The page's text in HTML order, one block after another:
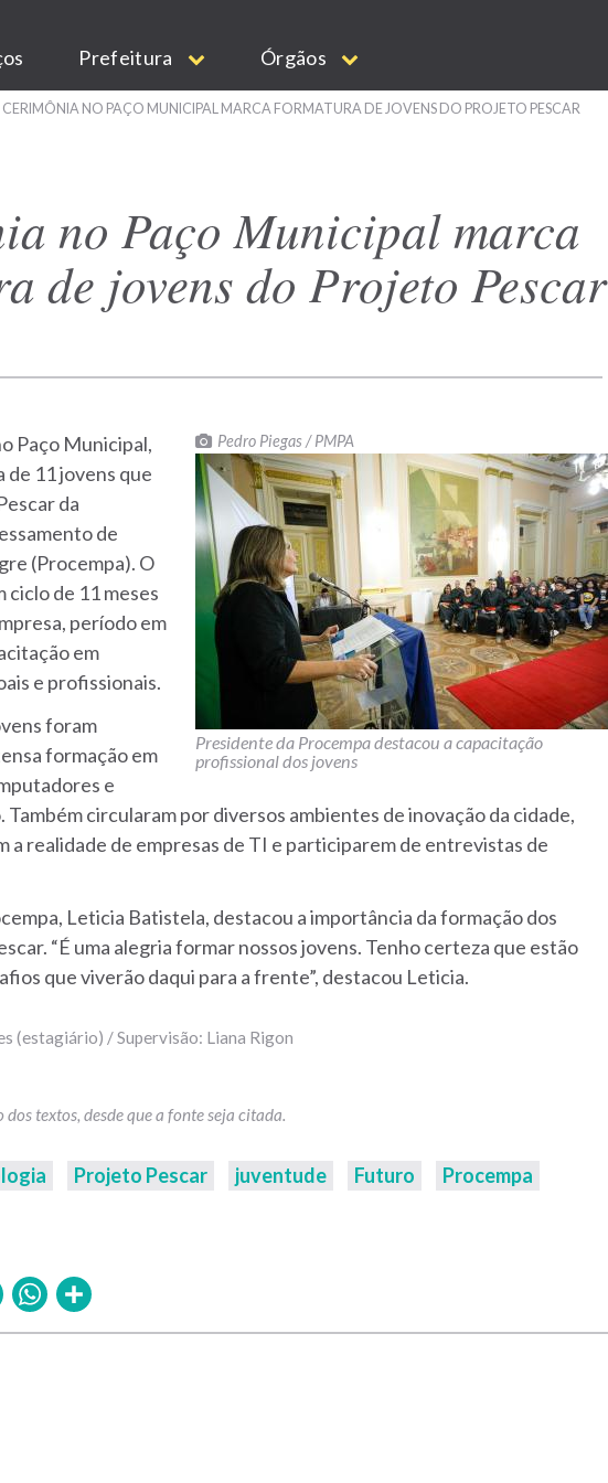
Prefeitura Órgãos
CERIMÔNIA NO PAÇO MUNICIPAL MARCA FORMATURA DE JOVENS DO PROJETO PESCAR
no Paço Municipal marca
de jovens do Projeto Pescar
Pedro Piegas / PMPA
Presidente da Procempa destacou a capacitação
profissional dos jovens
Paço Municipal,
11 jovens que
da
de
(Procempa). O
de 11 meses
período em
em
e profissionais.
foram
formação em
e
circularam por diversos ambientes de inovação da cidade,
a realidade de empresas de TI e participarem de entrevistas de
Leticia Batistela, destacou a importância da formação dos
“É uma alegria formar nossos jovens. Tenho certeza que estão
que viverão daqui para a frente”, destacou Leticia.
(estagiário) / Supervisão: Liana Rigon
Projeto Pescar juventude Futuro
Procempa
TwitterWhatsApp